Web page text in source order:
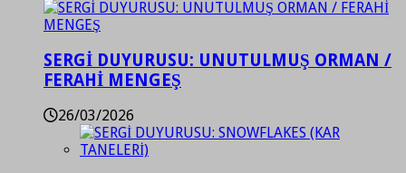
SERGİ DUYURUSU: UNUTULMUŞ ORMAN /
FERAHİ MENGEŞ
26/03/2026